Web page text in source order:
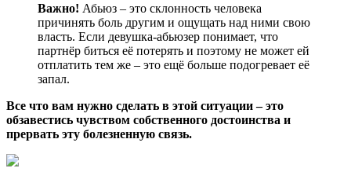
Важно! Абьюз – это склонность человека
причинять боль другим и ощущать над ними свою
власть. Если девушка-абьюзер понимает, что
партнёр биться её потерять и поэтому не может ей
отплатить тем же – это ещё больше подогревает её
запал.
Все что вам нужно сделать в этой ситуации – это
обзавестись чувством собственного достоинства и
прервать эту болезненную связь.